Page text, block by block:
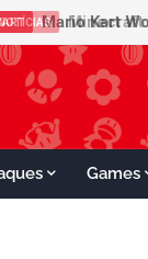
Minecraft
Games